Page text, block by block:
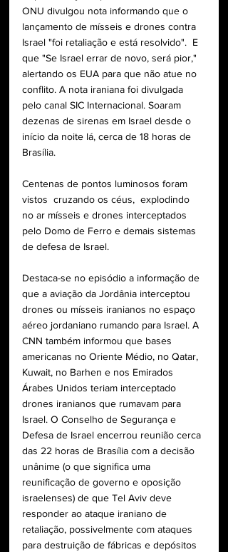
ONU divulgou nota informando que o
lançamento de mísseis e drones contra
Israel "foi retaliação e está resolvido".  E
que "Se Israel errar de novo, será pior,"
alertando os EUA para que não atue no
conflito. A nota iraniana foi divulgada
pelo canal SIC Internacional. Soaram
dezenas de sirenas em Israel desde o
início da noite lá, cerca de 18 horas de
Brasília.
Centenas de pontos luminosos foram
vistos  cruzando os céus,  explodindo
no ar mísseis e drones interceptados
pelo Domo de Ferro e demais sistemas
de defesa de Israel.
Destaca-se no episódio a informação de
que a aviação da Jordânia interceptou
drones ou mísseis iranianos no espaço
aéreo jordaniano rumando para Israel. A
CNN também informou que bases
americanas no Oriente Médio, no Qatar,
Kuwait, no Barhen e nos Emirados
Árabes Unidos teriam interceptado
drones iranianos que rumavam para
Israel. O Conselho de Segurança e
Defesa de Israel encerrou reunião cerca
das 22 horas de Brasília com a decisão
unânime (o que significa uma
reunificação de governo e oposição
israelenses) de que Tel Aviv deve
responder ao ataque iraniano de
retaliação, possivelmente com ataques
para destruição de fábricas e depósitos